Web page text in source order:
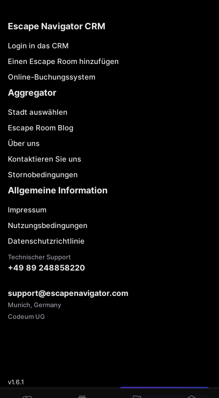
Einen Fehler gefunden?
Escape Navigator CRM
Login in das CRM
Einen Escape Room hinzufügen
Online-Buchungssystem
Aggregator
Stadt auswählen
Escape Room Blog
Über uns
Kontaktieren Sie uns
Stornobedingungen
Allgemeine Information
Impressum
Nutzungsbedingungen
Datenschutzrichtlinie
Technischer Support
+49 89 248858220
support@escapenavigator.com
Munich, Germany
Codeum UG
v1.6.1